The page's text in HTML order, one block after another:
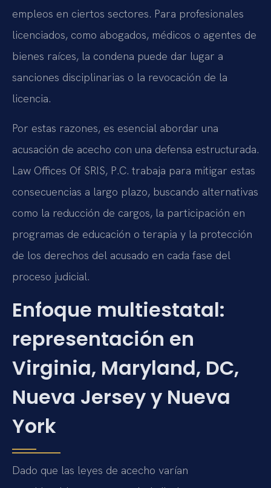
empleos en ciertos sectores. Para profesionales
licenciados, como abogados, médicos o agentes de
bienes raíces, la condena puede dar lugar a
sanciones disciplinarias o la revocación de la
licencia.
Por estas razones, es esencial abordar una
acusación de acecho con una defensa estructurada.
Law Offices Of SRIS, P.C. trabaja para mitigar estas
consecuencias a largo plazo, buscando alternativas
como la reducción de cargos, la participación en
programas de educación o terapia y la protección
de los derechos del acusado en cada fase del
proceso judicial.
Enfoque multiestatal:
representación en
Virginia, Maryland, DC,
Nueva Jersey y Nueva
York
Dado que las leyes de acecho varían